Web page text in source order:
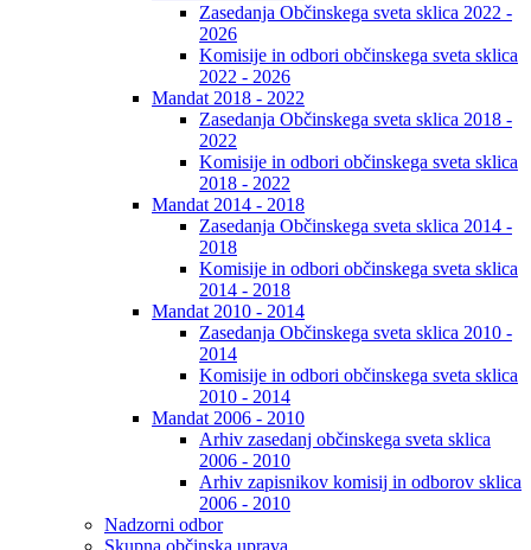
Zasedanja Občinskega sveta sklica 2022 -
2026
Komisije in odbori občinskega sveta sklica
2022 - 2026
Mandat 2018 - 2022
Zasedanja Občinskega sveta sklica 2018 -
2022
Komisije in odbori občinskega sveta sklica
2018 - 2022
Mandat 2014 - 2018
Zasedanja Občinskega sveta sklica 2014 -
2018
Komisije in odbori občinskega sveta sklica
2014 - 2018
Mandat 2010 - 2014
Zasedanja Občinskega sveta sklica 2010 -
2014
Komisije in odbori občinskega sveta sklica
2010 - 2014
Mandat 2006 - 2010
Arhiv zasedanj občinskega sveta sklica
2006 - 2010
Arhiv zapisnikov komisij in odborov sklica
2006 - 2010
Nadzorni odbor
Skupna občinska uprava